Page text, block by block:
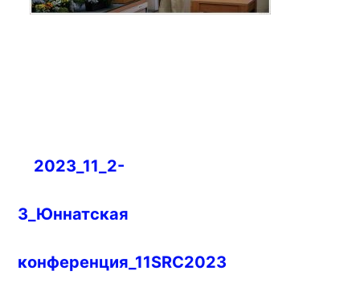
Навигация
записям
2023_11_2-
3_Юннатская
конференция_11SRC2023